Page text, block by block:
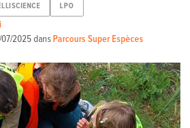
LPO
2025dans Parcours Super Espèces